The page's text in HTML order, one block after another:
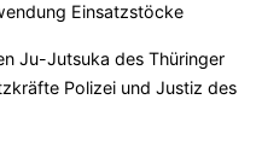
Einsatzstöcke
Jutsuka des Thüringer
Polizei und Justiz des